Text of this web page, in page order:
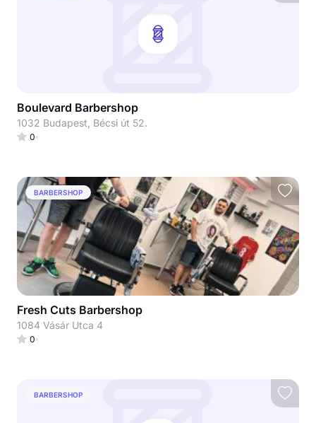
Boulevard Barbershop
1032 Budapest, Bécsi út 52.
0
BARBERSHOP
Fresh Cuts Barbershop
1084 Vásár Utca 4
0
BARBERSHOP